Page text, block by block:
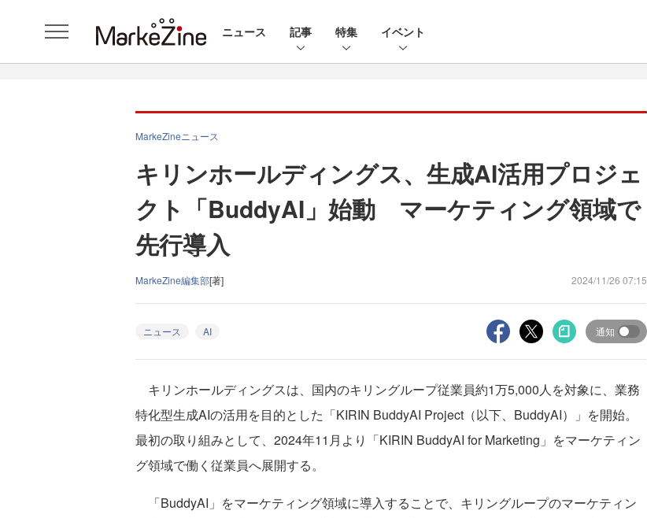
ニュース 記事 特集 イベント
MarkeZineニュース
キリンホールディングス、生成AI活用プロジェ
クト「BuddyAI」始動 マーケティング領域で
先行導入
MarkeZine編集部[著] 2024/11/26 07:15
ニュース AI 通知
キリンホールディングスは、国内のキリングループ従業員約1万5,000人を対象に、業務
特化型生成AIの活用を目的とした「KIRIN BuddyAI Project（以下、BuddyAI）」を開始。
最初の取り組みとして、2024年11月より「KIRIN BuddyAI for Marketing」をマーケティン
グ領域で働く従業員へ展開する。
「BuddyAI」をマーケティング領域に導入することで、キリングループのマーケティン